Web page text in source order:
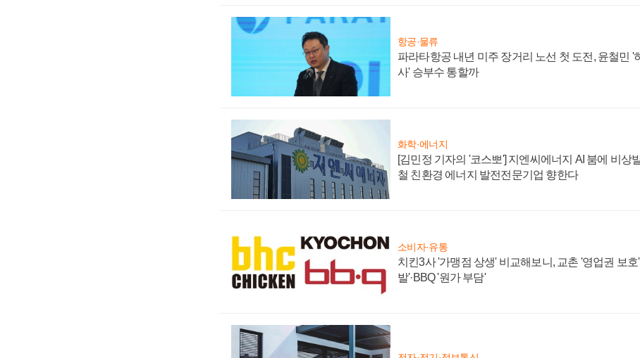
항공·물류
파라타항공 내년 미주 장거리 노선 첫 도전, 윤철민 '
사' 승부수 통할까
화학·에너지
[김민정 기자의 '코스뽀'] 지엔씨에너지 AI 붐에 비상
철 친환경 에너지 발전전문기업 향한다
소비자·유통
치킨3사 '가맹점 상생' 비교해보니, 교촌 '영업권 보호
발'·BBQ '원가 부담'